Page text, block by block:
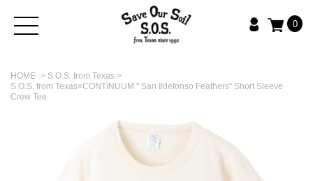
0
HOME > S.O.S. from Texas >
S.O.S. from Texas×CONTINUUM " San Ildefonso Feathers" Short Sleeve
Crew Tee